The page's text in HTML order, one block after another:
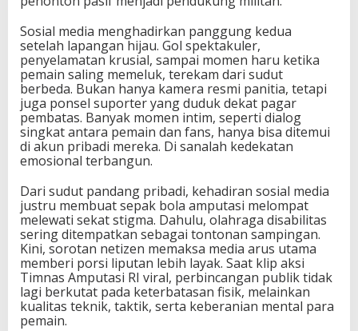
Sosial media menghadirkan panggung kedua
setelah lapangan hijau. Gol spektakuler,
penyelamatan krusial, sampai momen haru ketika
pemain saling memeluk, terekam dari sudut
berbeda. Bukan hanya kamera resmi panitia, tetapi
juga ponsel suporter yang duduk dekat pagar
pembatas. Banyak momen intim, seperti dialog
singkat antara pemain dan fans, hanya bisa ditemui
di akun pribadi mereka. Di sanalah kedekatan
emosional terbangun.
Dari sudut pandang pribadi, kehadiran sosial media
justru membuat sepak bola amputasi melompat
melewati sekat stigma. Dahulu, olahraga disabilitas
sering ditempatkan sebagai tontonan sampingan.
Kini, sorotan netizen memaksa media arus utama
memberi porsi liputan lebih layak. Saat klip aksi
Timnas Amputasi RI viral, perbincangan publik tidak
lagi berkutat pada keterbatasan fisik, melainkan
kualitas teknik, taktik, serta keberanian mental para
pemain.